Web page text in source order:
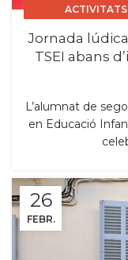
Jornada
TSEI abans
L’alumnat de
en Educació
26
FEBR.